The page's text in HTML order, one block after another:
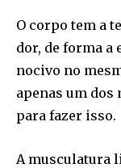
O corpo tem a
dor, de forma
nocivo no
apenas um
para fazer isso.
A musculatura